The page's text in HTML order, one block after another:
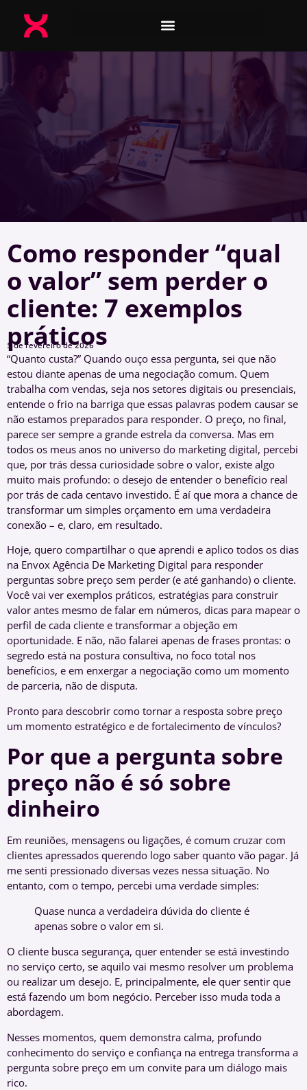
Como responder “qual
o valor” sem perder o
cliente: 7 exemplos
práticos
5 de fevereiro de 2026
“Quanto custa?” Quando ouço essa pergunta, sei que não
estou diante apenas de uma negociação comum. Quem
trabalha com vendas, seja nos setores digitais ou presenciais,
entende o frio na barriga que essas palavras podem causar se
não estamos preparados para responder. O preço, no final,
parece ser sempre a grande estrela da conversa. Mas em
todos os meus anos no universo do marketing digital, percebi
que, por trás dessa curiosidade sobre o valor, existe algo
muito mais profundo: o desejo de entender o benefício real
por trás de cada centavo investido. É aí que mora a chance de
transformar um simples orçamento em uma verdadeira
conexão – e, claro, em resultado.
Hoje, quero compartilhar o que aprendi e aplico todos os dias
na Envox Agência De Marketing Digital para responder
perguntas sobre preço sem perder (e até ganhando) o cliente.
Você vai ver exemplos práticos, estratégias para construir
valor antes mesmo de falar em números, dicas para mapear o
perfil de cada cliente e transformar a objeção em
oportunidade. E não, não falarei apenas de frases prontas: o
segredo está na postura consultiva, no foco total nos
benefícios, e em enxergar a negociação como um momento
de parceria, não de disputa.
Pronto para descobrir como tornar a resposta sobre preço
um momento estratégico e de fortalecimento de vínculos?
Por que a pergunta sobre
preço não é só sobre
dinheiro
Em reuniões, mensagens ou ligações, é comum cruzar com
clientes apressados querendo logo saber quanto vão pagar. Já
me senti pressionado diversas vezes nessa situação. No
entanto, com o tempo, percebi uma verdade simples:
Quase nunca a verdadeira dúvida do cliente é
apenas sobre o valor em si.
O cliente busca segurança, quer entender se está investindo
no serviço certo, se aquilo vai mesmo resolver um problema
ou realizar um desejo. E, principalmente, ele quer sentir que
está fazendo um bom negócio. Perceber isso muda toda a
abordagem.
Nesses momentos, quem demonstra calma, profundo
conhecimento do serviço e confiança na entrega transforma a
pergunta sobre preço em um convite para um diálogo mais
rico.